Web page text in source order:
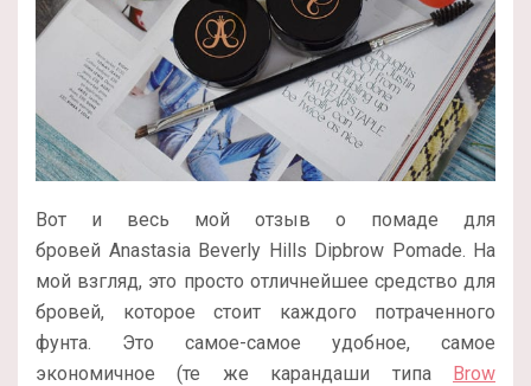
Вот и весь мой отзыв о помаде для
бровей Anastasia Beverly Hills Dipbrow Pomade. На
мой взгляд, это просто отличнейшее средство для
бровей, которое стоит каждого потраченного
фунта. Это самое-самое удобное, самое
экономичное (те же карандаши типа Brow